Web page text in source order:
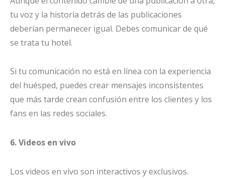
tu voz y la historia detrás de las publicaciones
deberían permanecer igual. Debes comunicar de qué
se trata tu hotel.
Si tu comunicación no está en línea con la experiencia
del huésped, puedes crear mensajes inconsistentes
que más tarde crean confusión entre los clientes y los
fans en las redes sociales.
6. Videos en vivo
Los videos en vivo son interactivos y exclusivos.